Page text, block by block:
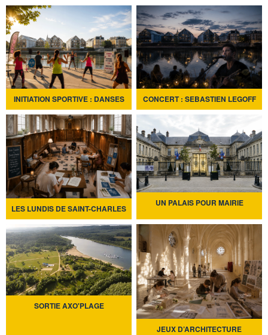
INITIATION SPORTIVE : DANSES CONCERT : SEBASTIEN LEGOFF
LES LUNDIS DE SAINT-CHARLES
UN PALAIS POUR MAIRIE
SORTIE AXO'PLAGE
JEUX D’ARCHITECTURE